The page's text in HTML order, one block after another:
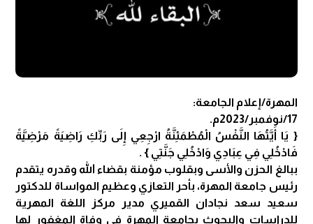
المهرة/إعلام الجامعة:
17/نوفمبر/2023م.
‏{ يَا أَيَّتُهَا النَّفْسُ الْمُطْمَئِنَّةُ ارْجِعِي إِلَى رَبِّكِ رَاضِيَةً مَرْضِيَّةً
فَادْخُلِي فِي عِبَادِي وَادْخُلِي جَنَّتِي } .
ببالغ الحزن واﻷ‌سى وبقلوب مؤمنة بقضاء الله وقدره يتقدم
رئيس جامعة المهرة، بأحر التعازي وعظيم المواساة للدكتور
سعيد سعد نجادان القميري مدير مركز اللغة المهرية
للدراسات والبحوث بجامعة المهرة في وفاة المغفور لها